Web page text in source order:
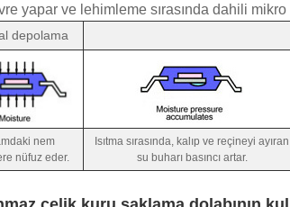
yapar ve lehimleme sırasında dahili
depolama
nem
nüfuz eder.
Isıtma sırasında, kalıp ve reçineyi ayıran
su buharı basıncı artar.